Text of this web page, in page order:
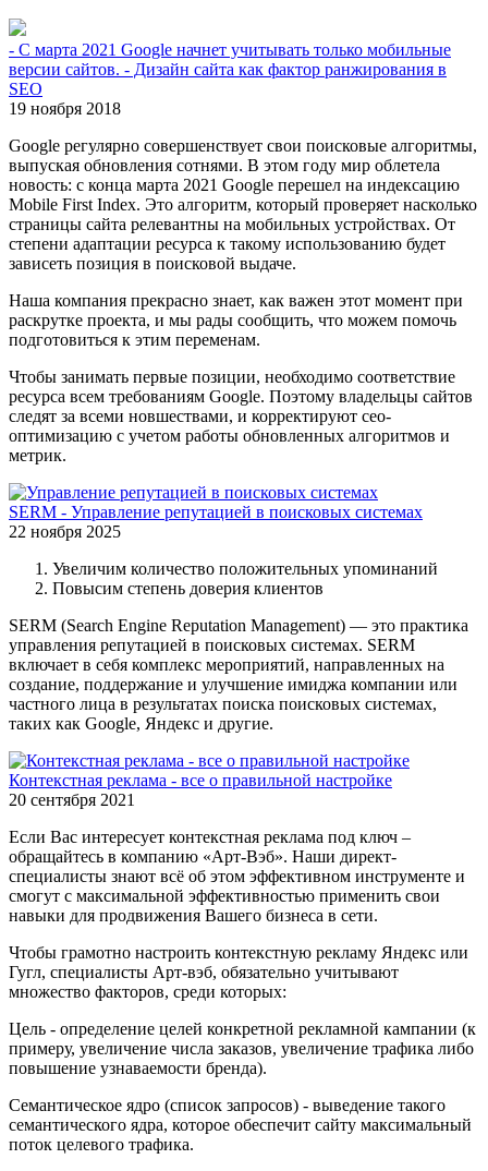
- С марта 2021 Google начнет учитывать только мобильные
версии сайтов. - Дизайн сайта как фактор ранжирования в
SEO
19 ноября 2018
Google регулярно совершенствует свои поисковые алгоритмы,
выпуская обновления сотнями. В этом году мир облетела
новость: с конца марта 2021 Google перешел на индексацию
Mobile First Index. Это алгоритм, который проверяет насколько
страницы сайта релевантны на мобильных устройствах. От
степени адаптации ресурса к такому использованию будет
зависеть позиция в поисковой выдаче.
Наша компания прекрасно знает, как важен этот момент при
раскрутке проекта, и мы рады сообщить, что можем помочь
подготовиться к этим переменам.
Чтобы занимать первые позиции, необходимо соответствие
ресурса всем требованиям Google. Поэтому владельцы сайтов
следят за всеми новшествами, и корректируют сео-
оптимизацию с учетом работы обновленных алгоритмов и
метрик.
SERM - Управление репутацией в поисковых системах
22 ноября 2025
Увеличим количество положительных упоминаний
Повысим степень доверия клиентов
SERM (Search Engine Reputation Management) — это практика
управления репутацией в поисковых системах. SERM
включает в себя комплекс мероприятий, направленных на
создание, поддержание и улучшение имиджа компании или
частного лица в результатах поиска поисковых системах,
таких как Google, Яндекс и другие.
Контекстная реклама - все о правильной настройке
20 сентября 2021
Если Вас интересует контекстная реклама под ключ –
обращайтесь в компанию «Арт-Вэб». Наши директ-
специалисты знают всё об этом эффективном инструменте и
смогут с максимальной эффективностью применить свои
навыки для продвижения Вашего бизнеса в сети.
Чтобы грамотно настроить контекстную рекламу Яндекс или
Гугл, специалисты Арт-вэб, обязательно учитывают
множество факторов, среди которых:
Цель - определение целей конкретной рекламной кампании (к
примеру, увеличение числа заказов, увеличение трафика либо
повышение узнаваемости бренда).
Семантическое ядро (список запросов) - выведение такого
семантического ядра, которое обеспечит сайту максимальный
поток целевого трафика.